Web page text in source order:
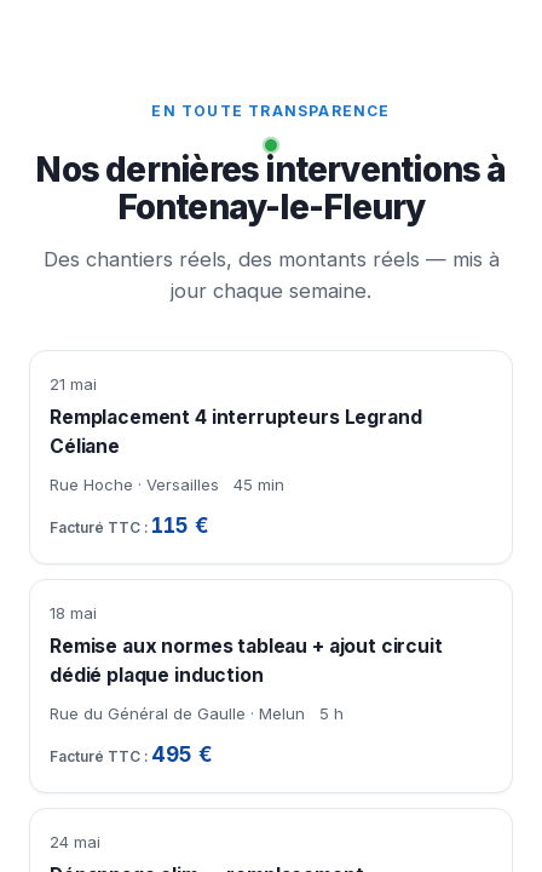
EN TOUTE TRANSPARENCE
Nos dernières interventions à
Fontenay-le-Fleury
Des chantiers réels, des montants réels — mis à
jour chaque semaine.
21 mai
Remplacement 4 interrupteurs Legrand
Céliane
Rue Hoche · Versailles 45 min
115 €
18 mai
Remise aux normes tableau + ajout circuit
dédié plaque induction
Rue du Général de Gaulle · Melun 5 h
495 €
24 mai